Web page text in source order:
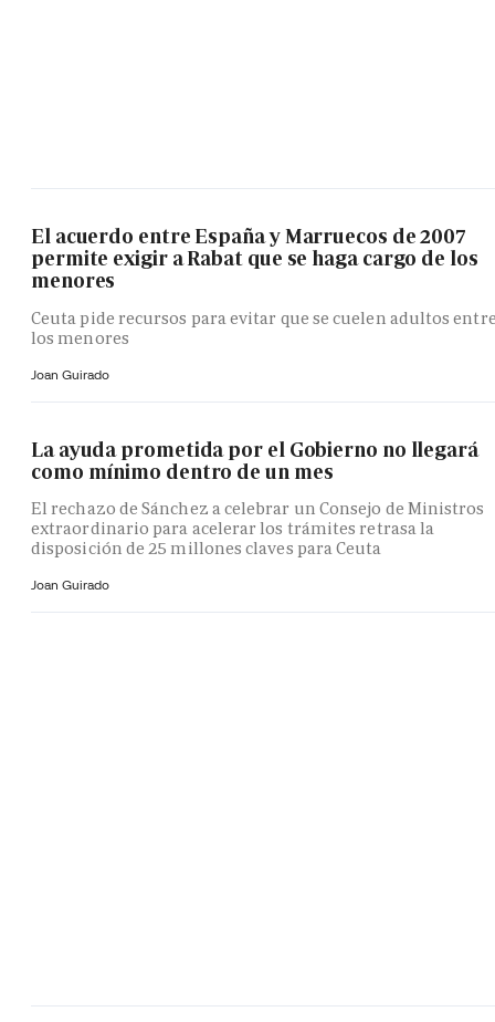
El acuerdo entre España y Marruecos de 2007
permite exigir a Rabat que se haga cargo de los
menores
Ceuta pide recursos para evitar que se cuelen adultos
los menores
Joan Guirado
La ayuda prometida por el Gobierno no llegará
como mínimo dentro de un mes
El rechazo de Sánchez a celebrar un Consejo de Ministros
extraordinario para acelerar los trámites retrasa la
disposición de 25 millones claves para Ceuta
Joan Guirado